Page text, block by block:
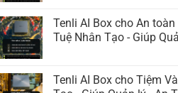
Tenli AI Box cho An
Tuệ Nhân Tạo - Giúp
Tenli AI Box cho Tiệm